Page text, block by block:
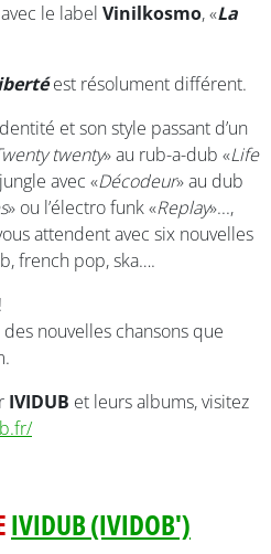
le label Vinilkosmo, «La
est résolument différent.
et son style passant d’un
twenty» au rub-a-dub «Life
avec «Décodeur» au dub
» ou l’électro funk «Replay»...,
attendent avec six nouvelles
french pop, ska….
des nouvelles chansons que
IVIDUB et leurs albums, visitez
IVIDUB (IVIDOB')